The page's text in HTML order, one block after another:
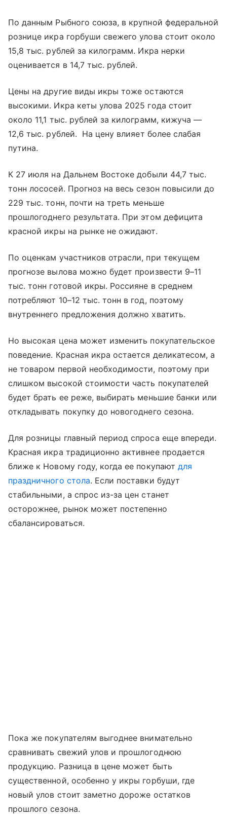
По данным Рыбного союза, в крупной федеральной
рознице икра горбуши свежего улова стоит около
15,8 тыс. рублей за килограмм. Икра нерки
оценивается в 14,7 тыс. рублей.
Цены на другие виды икры тоже остаются
высокими. Икра кеты улова 2025 года стоит
около 11,1 тыс. рублей за килограмм, кижуча —
12,6 тыс. рублей. На цену влияет более слабая
путина.
К 27 июля на Дальнем Востоке добыли 44,7 тыс.
тонн лососей. Прогноз на весь сезон повысили до
229 тыс. тонн, почти на треть меньше
прошлогоднего результата. При этом дефицита
красной икры на рынке не ожидают.
По оценкам участников отрасли, при текущем
прогнозе вылова можно будет произвести 9–11
тыс. тонн готовой икры. Россияне в среднем
потребляют 10–12 тыс. тонн в год, поэтому
внутреннего предложения должно хватить.
Но высокая цена может изменить покупательское
поведение. Красная икра остается деликатесом, а
не товаром первой необходимости, поэтому при
слишком высокой стоимости часть покупателей
будет брать ее реже, выбирать меньшие банки или
откладывать покупку до новогоднего сезона.
Для розницы главный период спроса еще впереди.
Красная икра традиционно активнее продается
ближе к Новому году, когда ее покупают для
праздничного стола. Если поставки будут
стабильными, а спрос из-за цен станет
осторожнее, рынок может постепенно
сбалансироваться.
Пока же покупателям выгоднее внимательно
сравнивать свежий улов и прошлогоднюю
продукцию. Разница в цене может быть
существенной, особенно у икры горбуши, где
новый улов стоит заметно дороже остатков
прошлого сезона.